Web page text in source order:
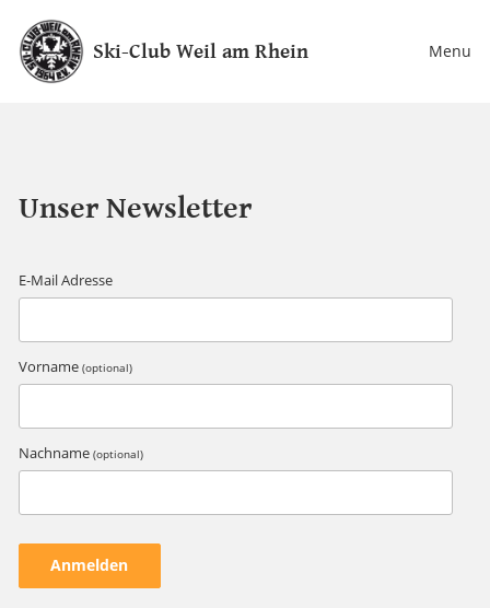
Ski-Club Weil am Rhein Menu
Unser Newsletter
E-Mail Adresse
Vorname (optional)
Nachname (optional)